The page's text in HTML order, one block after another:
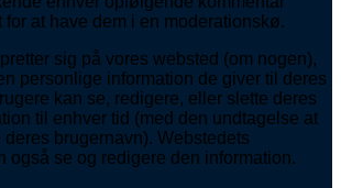
for at have dem i en moderationskø.
sig på vores websted (om nogen),
personlige information de giver til deres
kan se, redigere, eller slette deres
til enhver tid (med den undtagelse at
brugernavn). Webstedets
også se og redigere den information.